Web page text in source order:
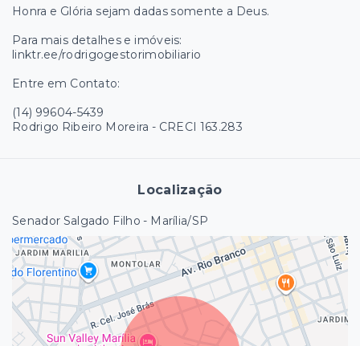
Honra e Glória sejam dadas somente a Deus.
Para mais detalhes e imóveis:
linktr.ee/rodrigogestorimobiliario
Entre em Contato:
(14) 99604-5439
Rodrigo Ribeiro Moreira - CRECI 163.283
Localização
Senador Salgado Filho - Marília/SP